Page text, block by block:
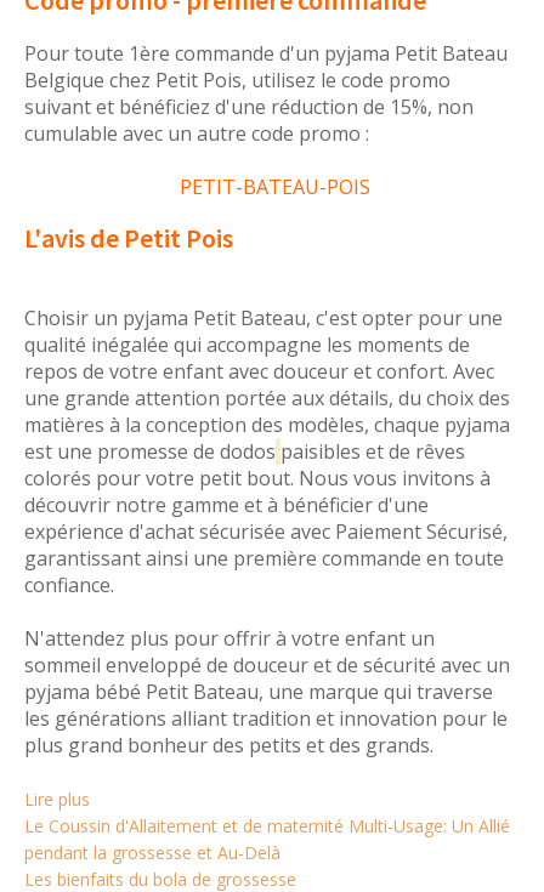
Pour toute 1ère commande d'un pyjama Petit Bateau
Belgique chez Petit Pois, utilisez le code promo
suivant et bénéficiez d'une réduction de 15%, non
cumulable avec un autre code promo :
PETIT-BATEAU-POIS
L'avis de Petit Pois
Choisir un pyjama Petit Bateau, c'est opter pour une
qualité inégalée qui accompagne les moments de
repos de votre enfant avec douceur et confort. Avec
une grande attention portée aux détails, du choix des
matières à la conception des modèles, chaque pyjama
est une promesse de dodos paisibles et de rêves
colorés pour votre petit bout. Nous vous invitons à
découvrir notre gamme et à bénéficier d'une
expérience d'achat sécurisée avec Paiement Sécurisé,
garantissant ainsi une première commande en toute
confiance.
N'attendez plus pour offrir à votre enfant un
sommeil enveloppé de douceur et de sécurité avec un
pyjama bébé Petit Bateau, une marque qui traverse
les générations alliant tradition et innovation pour le
plus grand bonheur des petits et des grands.
Lire plus
Le Coussin d'Allaitement et de maternité Multi-Usage: Un Allié
pendant la grossesse et Au-Delà
Les bienfaits du bola de grossesse